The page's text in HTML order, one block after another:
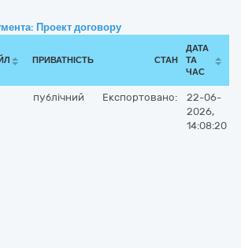
Проект договору
ПРИВАТНІСТЬ СТАН
ДАТА
ТА
ЧАС
публічний Експортовано:
22-06-
2026,
14:08:20